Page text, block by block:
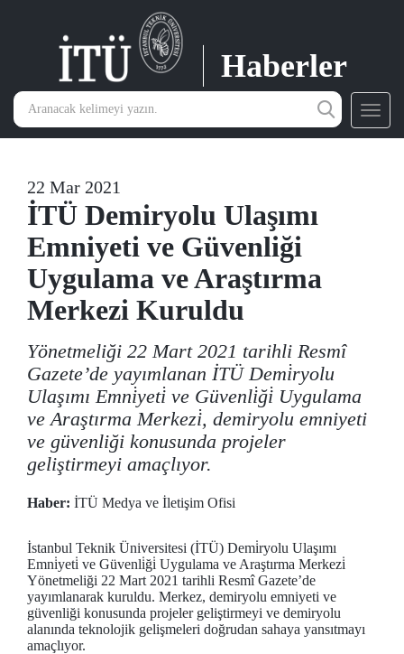
Haberler
22 Mar 2021
İTÜ Demiryolu Ulaşımı
Emniyeti ve Güvenliği
Uygulama ve Araştırma
Merkezi Kuruldu
Yönetmeliği 22 Mart 2021 tarihli Resmî
Gazete’de yayımlanan İTÜ Demi̇ryolu
Ulaşımı Emni̇yeti̇ ve Güvenli̇ği̇ Uygulama
ve Araştırma Merkezi̇, demiryolu emniyeti
ve güvenliği konusunda projeler
geliştirmeyi amaçlıyor.
Haber: İTÜ Medya ve İletişim Ofisi
İstanbul Teknik Üniversitesi (İTÜ) Demi̇ryolu Ulaşımı
Emni̇yeti̇ ve Güvenli̇ği̇ Uygulama ve Araştırma Merkezi̇
Yönetmeliği 22 Mart 2021 tarihli Resmî Gazete’de
yayımlanarak kuruldu. Merkez, demiryolu emniyeti ve
güvenliği konusunda projeler geliştirmeyi ve demiryolu
alanında teknolojik gelişmeleri doğrudan sahaya yansıtmayı
amaçlıyor.